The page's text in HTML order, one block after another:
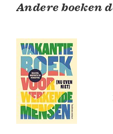
Andere boeken